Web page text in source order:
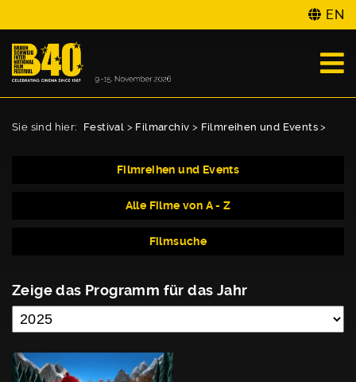
EN
Sie sind hier: Festival > Filmarchiv > Filmreihen und Events >
Filmreihen und Events
Alle Filme von A - Z
Filmsuche
Zeige das Programm für das Jahr